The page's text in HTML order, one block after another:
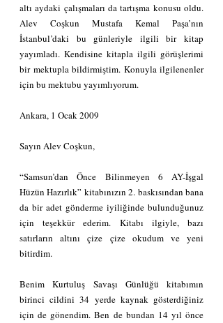
altı aydaki çalışmaları da tartışma konusu oldu.
Alev Coşkun Mustafa Kemal Paşa’nın
İstanbul’daki bu günleriyle ilgili bir kitap
yayımladı. Kendisine kitapla ilgili görüşlerimi
bir mektupla bildirmiştim. Konuyla ilgilenenler
için bu mektubu yayımlıyorum.
Ankara, 1 Ocak 2009
Sayın Alev Coşkun,
“Samsun’dan Önce Bilinmeyen 6 AY-İşgal
Hüzün Hazırlık” kitabınızın 2. baskısından bana
da bir adet gönderme iyiliğinde bulunduğunuz
için teşekkür ederim. Kitabı ilgiyle, bazı
satırların altını çize çize okudum ve yeni
bitirdim.
Benim Kurtuluş Savaşı Günlüğü kitabımın
birinci cildini 34 yerde kaynak gösterdiğiniz
için de gönendim. Ben de bundan 14 yıl önce